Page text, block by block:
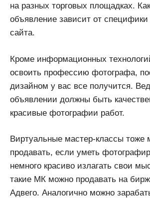
на разных торговых площадках.
объявление зависит от специфики
сайта.
Кроме информационных
освоить профессию фотографа,
дизайном у вас все получится.
объявлении должны быть
красивые фотографии работ.
Виртуальные мастер-классы тоже
продавать, если уметь
немного красиво излагать свои
такие МК можно продавать на
Адвего. Аналогично можно